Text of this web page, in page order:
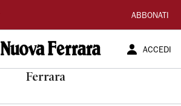
ABBONATI
ACCEDI
Ferrara